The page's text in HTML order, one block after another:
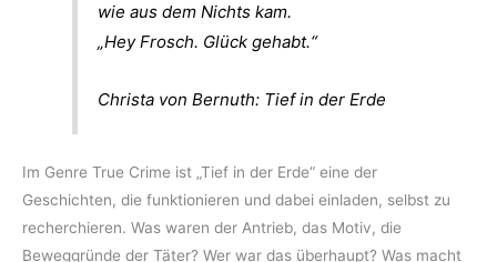
wie aus dem Nichts kam.
„Hey Frosch. Glück gehabt.“
Christa von Bernuth: Tief in der Erde
Im Genre True Crime ist „Tief in der Erde“ eine der
Geschichten, die funktionieren und dabei einladen, selbst zu
recherchieren. Was waren der Antrieb, das Motiv, die
Beweggründe der Täter? Wer war das überhaupt? Was macht